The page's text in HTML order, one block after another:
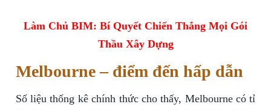
Làm Chủ BIM: Bí Quyết Chiến Thắng Mọi Gói
Thầu Xây Dựng
Melbourne – điểm đến hấp dẫn
Số liệu thống kê chính thức cho thấy, Melbourne có tỉ